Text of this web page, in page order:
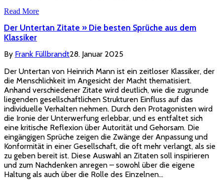
Read More
Der Untertan Zitate » Die besten Sprüche aus dem
Klassiker
By Frank Füllbrandt28. Januar 2025
Der Untertan von Heinrich Mann ist ein zeitloser Klassiker, der
die Menschlichkeit im Angesicht der Macht thematisiert.
Anhand verschiedener Zitate wird deutlich, wie die zugrunde
liegenden gesellschaftlichen Strukturen Einfluss auf das
individuelle Verhalten nehmen. Durch den Protagonisten wird
die Ironie der Unterwerfung erlebbar, und es entfaltet sich
eine kritische Reflexion über Autorität und Gehorsam. Die
eingängigen Sprüche zeigen die Zwänge der Anpassung und
Konformität in einer Gesellschaft, die oft mehr verlangt, als sie
zu geben bereit ist. Diese Auswahl an Zitaten soll inspirieren
und zum Nachdenken anregen – sowohl über die eigene
Haltung als auch über die Rolle des Einzelnen…